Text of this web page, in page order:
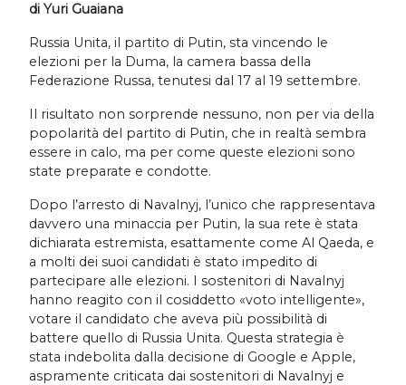
di Yuri Guaiana
Russia Unita, il partito di Putin, sta vincendo le
elezioni per la Duma, la camera bassa della
Federazione Russa, tenutesi dal 17 al 19 settembre.
Il risultato non sorprende nessuno, non per via della
popolarità del partito di Putin, che in realtà sembra
essere in calo, ma per come queste elezioni sono
state preparate e condotte.
Dopo l’arresto di Navalnyj, l’unico che rappresentava
davvero una minaccia per Putin, la sua rete è stata
dichiarata estremista, esattamente come Al Qaeda, e
a molti dei suoi candidati è stato impedito di
partecipare alle elezioni. I sostenitori di Navalnyj
hanno reagito con il cosiddetto «voto intelligente»,
votare il candidato che aveva più possibilità di
battere quello di Russia Unita. Questa strategia è
stata indebolita dalla decisione di Google e Apple,
aspramente criticata dai sostenitori di Navalnyj e